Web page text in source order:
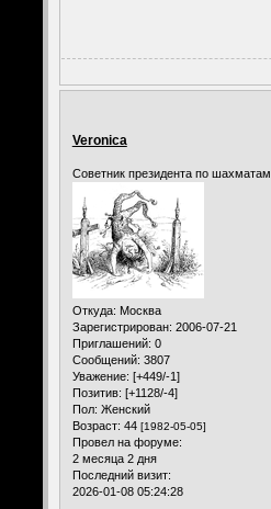
Veronica
Советник президента по шахматам
Откуда: Москва
Зарегистрирован: 2006-07-21
Приглашений: 0
Сообщений: 3807
Уважение: [+449/-1]
Позитив: [+1128/-4]
Пол: Женский
Возраст: 44 [1982-05-05]
Провел на форуме:
2 месяца 2 дня
Последний визит:
2026-01-08 05:24:28